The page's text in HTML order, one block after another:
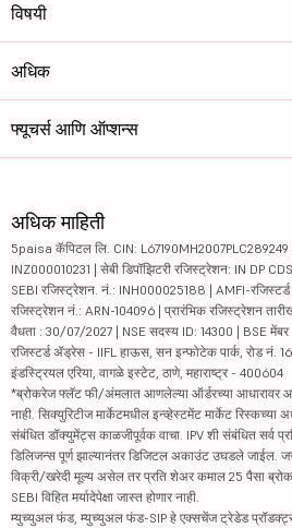
विषयी
अधिक
फ्यूचर्स आणि ऑप्शन्स
अधिक माहिती
5paisa कॅपिटल लि. CIN: L67190MH2007PLC289249
INZ000010231 | सेबी डिपॉझिटरी रजिस्ट्रेशन: IN DP
SEBI रजिस्ट्रेशन. नं.: INH000025188 | AMFI-
रजिस्ट्रेशन नं.: ARN-104096 | प्रारंभिक रजिस्ट्रेशन
वैधता : 30/07/2027 | NSE सदस्य ID: 14300 | BSE
रजिस्टर्ड ॲड्रेस - IIFL हाऊस, सन इन्फोटेक पार्क, रोड नं.
इंडस्ट्रियल एरिया, वागळे इस्टेट, ठाणे, महाराष्ट्र - 400604
*ब्रोकरेज फ्लॅट फी/अंमलात आणलेल्या ऑर्डरच्या आधारावर
नाही. सिक्युरिटीज मार्केटमधील इन्व्हेस्टमेंट मार्केट रिस्कच्या
संबंधित डॉक्युमेंट्स काळजीपूर्वक वाचा. IPV शी संबंधित सर्व
डिलिजन्स पूर्ण झाल्यानंतर डिजिटल अकाउंट उघडले जाईल.
विक्री/खरेदी मूल्य असेल तर प्रति शेअर कमाल 25 पैसा
SEBI विहित मर्यादेपेक्षा जास्त होणार नाही.
म्युच्युअल फंड, म्युच्युअल फंड-SIP हे एक्सचेंज ट्रेडेड